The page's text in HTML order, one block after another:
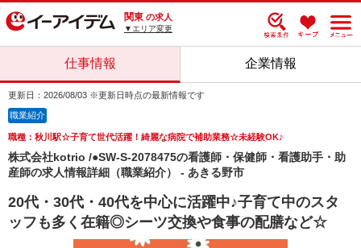
関東 の求人
▼エリア変更
仕事情報 企業情報
更新日：2026/08/03 ※更新日時点の最新情報です
職業紹介
職種：秋川駅☆子育て世代活躍！綺麗な病院で補助業務☆未経験OK♪
株式会社kotrio /●SW-S-2078475の看護師・保健師・看護助手・助
産師の求人情報詳細（職業紹介） - あきる野市
20代・30代・40代を中心に活躍中♪子育て中のスタ
ッフも多く在籍◎シーツ交換や食事の配膳など☆